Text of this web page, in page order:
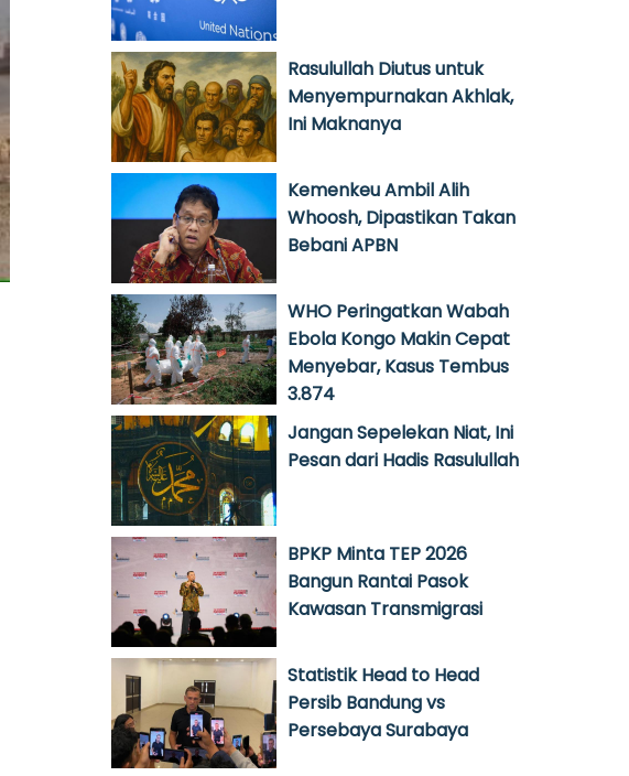
Rasulullah Diutus untuk
Menyempurnakan Akhlak,
Ini Maknanya
Kemenkeu Ambil Alih
Whoosh, Dipastikan Takan
Bebani APBN
WHO Peringatkan Wabah
Ebola Kongo Makin Cepat
Menyebar, Kasus Tembus
3.874
Jangan Sepelekan Niat, Ini
Pesan dari Hadis Rasulullah
BPKP Minta TEP 2026
Bangun Rantai Pasok
Kawasan Transmigrasi
Statistik Head to Head
Persib Bandung vs
Persebaya Surabaya